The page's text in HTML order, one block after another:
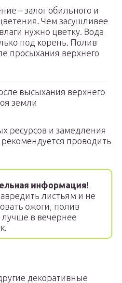
– залог обильного и
Чем засушливее
нужно цветку. Вода
под корень. Полив
просыхания верхнего
высыхания верхнего
земли
ресурсов и замедления
проводить
информация!
листьям и не
ожоги, полив
в вечернее
декоративные